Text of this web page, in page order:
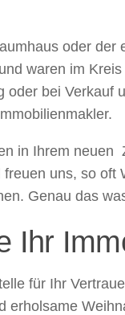
oder
waren im
oder bei Verkauf
in Ihrem neuen
uns, so
Genau das
Ihr
für Ihr
erholsame